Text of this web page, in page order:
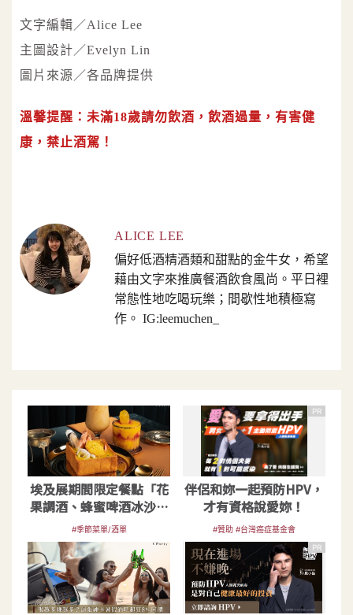
文字編輯／Alice Lee
主圖設計／Evelyn Lin
圖片來源／各品牌提供
溫馨提醒：未滿18歲請勿飲酒，飲酒過量，有害健
康，禁止酒駕！
ALICE LEE
偏好低酒精酒類和甜點的金牛女，希望
藉由文字來推廣餐酒飲食風尚。平日裡
常態性地吃喝玩樂；間歇性地積極寫
作。 IG:leemuchen_
埃及展期間限定餐點「花
果調酒、蜂蜜啤酒冰沙」
體驗法老王熱潮
#季節菜單/酒單
PR
伴侶和妳一起預防HPV，
才有資格說愛妳！
#贊助 #台灣癌症基金會
PR